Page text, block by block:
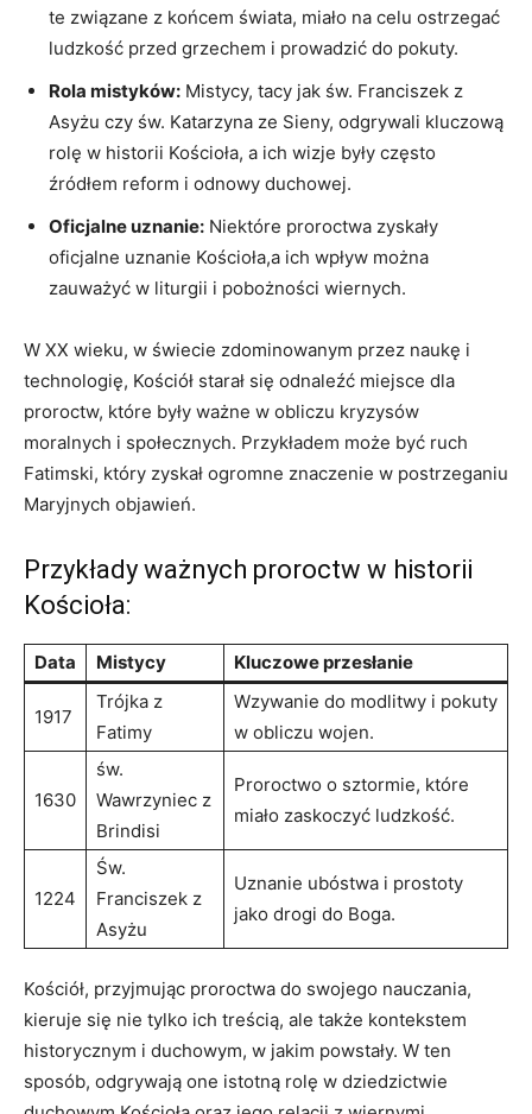
te związane z końcem świata, miało na celu ostrzegać
ludzkość przed grzechem i prowadzić do pokuty.
Rola mistyków: Mistycy, tacy​ jak św. Franciszek z
Asyżu czy św. Katarzyna ze‍ Sieny, odgrywali kluczową
rolę w ⁣historii Kościoła, a ich wizje były często
źródłem reform i odnowy duchowej.
Oficjalne uznanie: Niektóre proroctwa zyskały
oficjalne uznanie Kościoła,a ich wpływ można
zauważyć w liturgii i pobożności wiernych.
W XX wieku, w świecie zdominowanym przez naukę i
technologię, Kościół starał się odnaleźć miejsce ⁢dla
proroctw,‍ które ‌były​ ważne w obliczu kryzysów
moralnych i społecznych. Przykładem może‌ być ruch
Fatimski, który zyskał​ ogromne znaczenie w postrzeganiu
Maryjnych objawień.
Przykłady ważnych proroctw w historii
Kościoła:
Data Mistycy Kluczowe przesłanie
1917
Trójka z
⁣Fatimy
Wzywanie do ⁢modlitwy i pokuty
w obliczu wojen.
1630
św.
Wawrzyniec z​
Brindisi
Proroctwo o sztormie, ‌które
miało zaskoczyć ⁤ludzkość.
1224
Św.
‌Franciszek z
Asyżu
Uznanie ubóstwa i prostoty
jako drogi do Boga.
Kościół, przyjmując proroctwa do swojego⁤ nauczania,
kieruje się ‌nie tylko ich treścią, ⁢ale także kontekstem
historycznym i duchowym, w jakim powstały. W ten
sposób, odgrywają one istotną rolę w dziedzictwie